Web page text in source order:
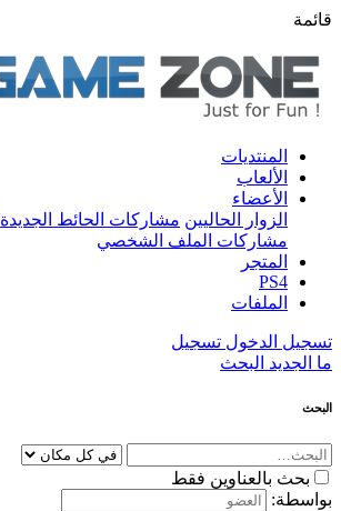
قائمة
المنتديات
الألعاب
الأعضاء
الزوار الحاليين مشاركات الحائط الجديدة
مشاركات الملف الشخصي
المتجر
PS4
الملفات
تسجيل الدخول تسجيل
ما الجديد البحث
البحث
بحث بالعناوين فقط
بواسطة: